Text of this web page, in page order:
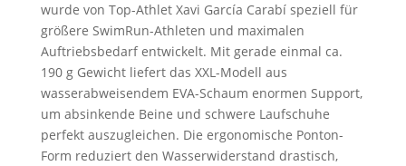
wurde von Top-Athlet Xavi García Carabí speziell für
größere SwimRun-Athleten und maximalen
Auftriebsbedarf entwickelt. Mit gerade einmal ca.
190 g Gewicht liefert das XXL-Modell aus
wasserabweisendem EVA-Schaum enormen Support,
um absinkende Beine und schwere Laufschuhe
perfekt auszugleichen. Die ergonomische Ponton-
Form reduziert den Wasserwiderstand drastisch,